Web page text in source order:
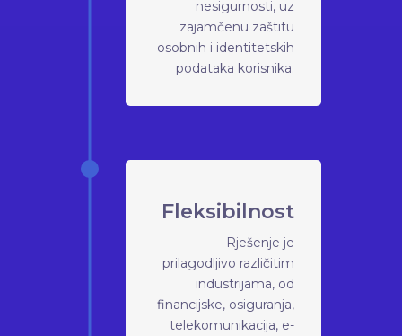
nesigurnosti, uz
zajamčenu zaštitu
osobnih i identitetskih
podataka korisnika.
Fleksibilnost
Rješenje je
prilagodljivo različitim
industrijama, od
financijske, osiguranja,
telekomunikacija, e-